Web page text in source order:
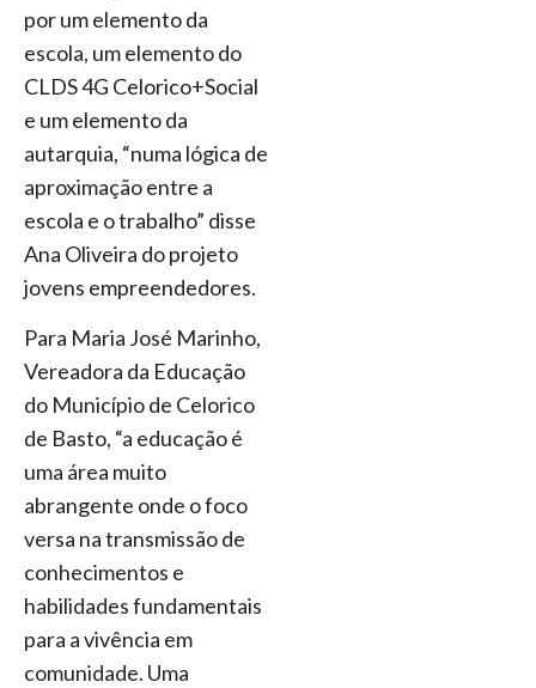
por um elemento da
escola, um elemento do
CLDS 4G Celorico+Social
e um elemento da
autarquia, “numa lógica de
aproximação entre a
escola e o trabalho” disse
Ana Oliveira do projeto
jovens empreendedores.
Para Maria José Marinho,
Vereadora da Educação
do Município de Celorico
de Basto, “a educação é
uma área muito
abrangente onde o foco
versa na transmissão de
conhecimentos e
habilidades fundamentais
para a vivência em
comunidade. Uma